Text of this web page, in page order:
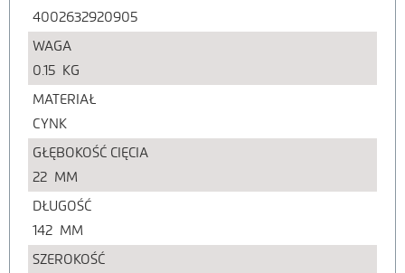
4002632920905
WAGA
0.15 KG
MATERIAŁ
CYNK
GŁĘBOKOŚĆ CIĘCIA
22 MM
DŁUGOŚĆ
142 MM
SZEROKOŚĆ